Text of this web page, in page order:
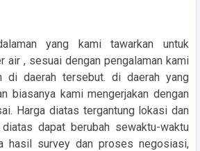
yang kami tawarkan untuk
air , sesuai dengan pengalaman kami
di daerah tersebut. di daerah yang
biasanya kami mengerjakan dengan
Harga diatas tergantung lokasi dan
dapat berubah sewaktu-waktu
hasil survey dan proses negosiasi,